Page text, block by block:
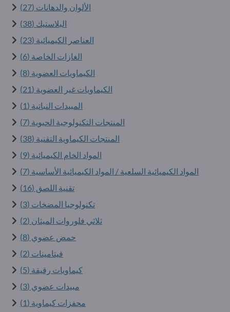
الألوان والدهانات (27)
البلاستيك (38)
العناصر الكيميائية (23)
الغازات الخاصة (6)
الكيماويات العضوية (8)
الكيماويات غير العضوية (21)
المبيدات النباتية (1)
المنتجات التكنولوجية الحيوية (7)
المنتجات الكيماوية التقنية (38)
المواد الخام الكيميائية (9)
المواد الكيميائية السلعية / المواد الكيميائية الأساسية (7)
تقنية اللصق (16)
تكنولوجيا المضخات (3)
ثلاثي فلوروات الميثان (2)
حمض عضوي (8)
فيتامينات (2)
كيماويات رقيقة (5)
مبيدات عضوي (3)
محفزات كيماوية (1)